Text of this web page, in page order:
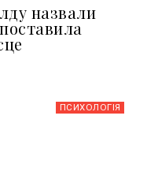
назвали
ПСИХОЛОГІЯ